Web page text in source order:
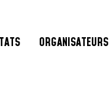
ORGANISATEURS